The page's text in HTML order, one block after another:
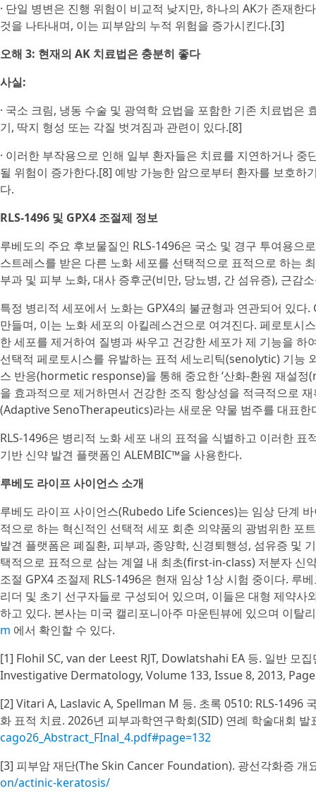
· 단일 병변은 진행 위험이 비교적 낮지만, 하나의 AK가 존재
것을 나타내며, 이는 피부암의 누적 위험을 증가시킨다.[3]
오해 3: 현재의 AK 치료법은 충분히 좋다
사실:
· 국소 크림, 냉동 수술 및 광역학 요법을 포함한 기존 치료법
기, 딱지 형성 또는 각질 벗겨짐과 관련이 있다.[8]
· 이러한 부작용으로 인해 일부 환자들은 치료를 지연하거나
될 위험이 증가한다.[8] 예방 가능한 암으로부터 환자를 보호
다.
RLS-1496 및 GPX4 조절제 정보
루베도의 주요 후보물질인 RLS-1496은 국소 및 경구 투여용
스트레스를 받은 다른 노화 세포를 선택적으로 표적으로 하는
부과 및 피부 노화, 대사 증후군(비만, 당뇨병, 간 섬유증), 근감
특정 병리적 세포에서 노화는 GPX4의 불균형과 연관되어 있
만들며, 이는 노화 세포의 아킬레스건으로 여겨진다. 페로토시
한 세포를 제거하여 질병과 싸우고 건강한 세포가 제 기능을
선택적 페로토시스를 유발하는 표적 세노리틱(senolytic) 기능
스 반응(hormetic response)을 통해 중요한 ‘산화-환원 재설
을 효과적으로 제거하면서 건강한 조직 항상성을 적극적으로
(Adaptive SenoTherapeutics)라는 새로운 약물 범주를 대표한
RLS-1496은 병리적 노화 세포 내의 표적을 식별하고 이러한
기반 신약 발견 플랫폼인 ALEMBIC™을 사용한다.
루베도 라이프 사이언스 소개
루베도 라이프 사이언스(Rubedo Life Sciences)는 임상 단계
적으로 하는 혁신적인 선택적 세포 회춘 의약품의 광범위한 포
발견 플랫폼은 폐질환, 피부과, 종양학, 신경퇴행성, 섬유증 및
택적으로 표적으로 삼는 계열 내 최초(first-in-class) 저분자 신
조절 GPX4 조절제 RLS-1496은 현재 임상 1상 시험 중이다. 루
리더 및 초기 선구자들로 구성되어 있으며, 이들은 대형 제약
하고 있다. 본사는 미국 캘리포니아주 마운틴뷰에 있으며 이탈
m 에서 확인할 수 있다.
[1] Flohil SC, van der Leest RJT, Dowlatshahi EA 등. 일반 모
Investigative Dermatology, Volume 133, Issue 8, 2013,
[2] Vitari A, Laslavic A, Spellman M 등. 초록 0510: RLS-1496
화 표적 치료. 2026년 피부과학연구학회(SID) 연례 학술대회 발
cago26_Abstract_FInal_4.pdf#page=132
[3] 피부암 재단(The Skin Cancer Foundation). 광선각화증 개
on/actinic-keratosis/